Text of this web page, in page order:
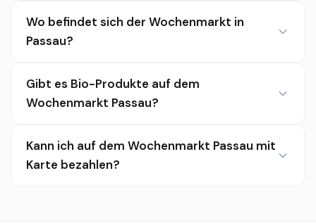
Wo befindet sich der Wochenmarkt in
Passau?
Gibt es Bio-Produkte auf dem
Wochenmarkt Passau?
Kann ich auf dem Wochenmarkt Passau mit
Karte bezahlen?